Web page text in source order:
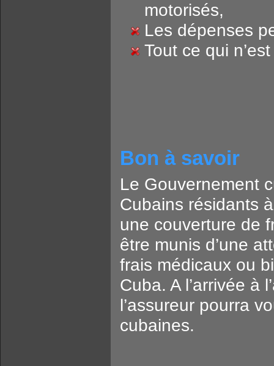
motorisés,
Les dépenses
Tout ce qui
Bon à savoir
Le Gouvernement
Cubains résidants
une couverture de
être munis d’une
frais médicaux ou
Cuba. A l’arrivée à
l’assureur pourra
cubaines.